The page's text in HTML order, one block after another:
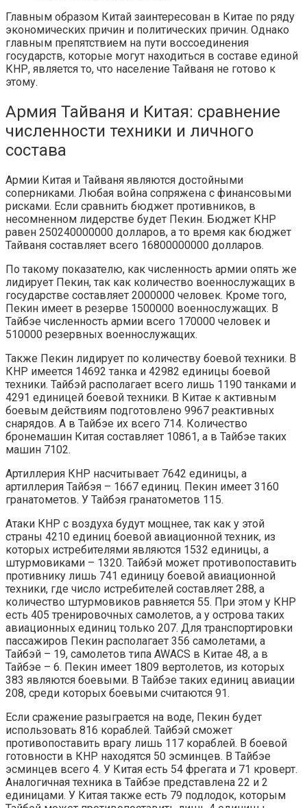
Главным образом Китай заинтересован в Китае по ряду
экономических причин и политических причин. Однако
главным препятствием на пути воссоединения
государств, которые могут находиться в составе единой
КНР, является то, что население Тайваня не готово к
этому.
Армия Тайваня и Китая: сравнение
численности техники и личного
состава
Армии Китая и Тайваня являются достойными
соперниками. Любая война сопряжена с финансовыми
рисками. Если сравнить бюджет противников, в
несомненном лидерстве будет Пекин. Бюджет КНР
равен 250240000000 долларов, а то время как бюджет
Тайваня составляет всего 16800000000 долларов.
По такому показателю, как численность армии опять же
лидирует Пекин, так как количество военнослужащих в
государстве составляет 2000000 человек. Кроме того,
Пекин имеет в резерве 1500000 военнослужащих. В
Тайбэе численность армии всего 170000 человек и
510000 резервных военнослужащих.
Также Пекин лидирует по количеству боевой техники. В
КНР имеется 14692 танка и 42982 единицы боевой
техники. Тайбэй располагает всего лишь 1190 танками и
4291 единицей боевой техники. В Китае к активным
боевым действиям подготовлено 9967 реактивных
снарядов. А в Тайбэе их всего 714. Количество
бронемашин Китая составляет 10861, а в Тайбэе таких
машин 7102.
Артиллерия КНР насчитывает 7642 единицы, а
артиллерия Тайбэя – 1667 единиц. Пекин имеет 3160
гранатометов. У Тайбэя гранатометов 115.
Атаки КНР с воздуха будут мощнее, так как у этой
страны 4210 единиц боевой авиационной техник, из
которых истребителями являются 1532 единицы, а
штурмовиками – 1320. Тайбэй может противопоставить
противнику лишь 741 единицу боевой авиационной
техники, где число истребителей составляет 288, а
количество штурмовиков равняется 55. При этом у КНР
есть 405 тренировочных самолетов, а у острова таких
авиационных единиц только 207. Для транспортировки
пассажиров Пекин располагает 356 самолетами, а
Тайбэй – 19, самолетов типа AWACS в Китае 48, а в
Тайбэе – 6. Пекин имеет 1809 вертолетов, из которых
383 являются боевыми. В Тайбэе таких единиц авиации
208, среди которых боевыми считаются 91.
Если сражение разыграется на воде, Пекин будет
использовать 816 кораблей. Тайбэй сможет
противопоставить врагу лишь 117 кораблей. В боевой
готовности в КНР находятся 50 эсминцев. В Тайбэе
эсминцев всего 4. У Китая есть 54 фрегата и 71 кроверт.
Аналогичная техника в Тайбэе представлена 22 и 2
единицами. У Китая также есть 79 подлодок, которым